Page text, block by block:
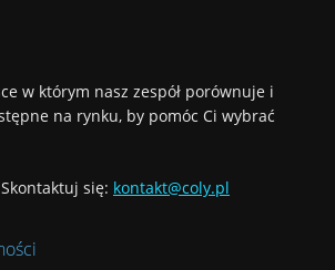
w którym nasz zespół porównuje i
na rynku, by pomóc Ci wybrać
się: kontakt@coly.pl